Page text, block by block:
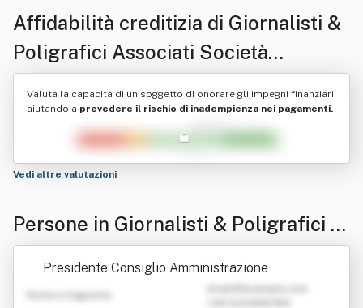
Affidabilità creditizia di Giornalisti &
Poligrafici Associati Società
Cooperativa
Valuta la capacità di un soggetto di onorare gli impegni finanziari,
aiutando a prevedere il rischio di inadempienza nei pagamenti.
Vedi altre valutazioni
Persone in Giornalisti & Poligrafici A
ssociati Società Cooperativa
Presidente Consiglio Amministrazione
Nome e Cognome